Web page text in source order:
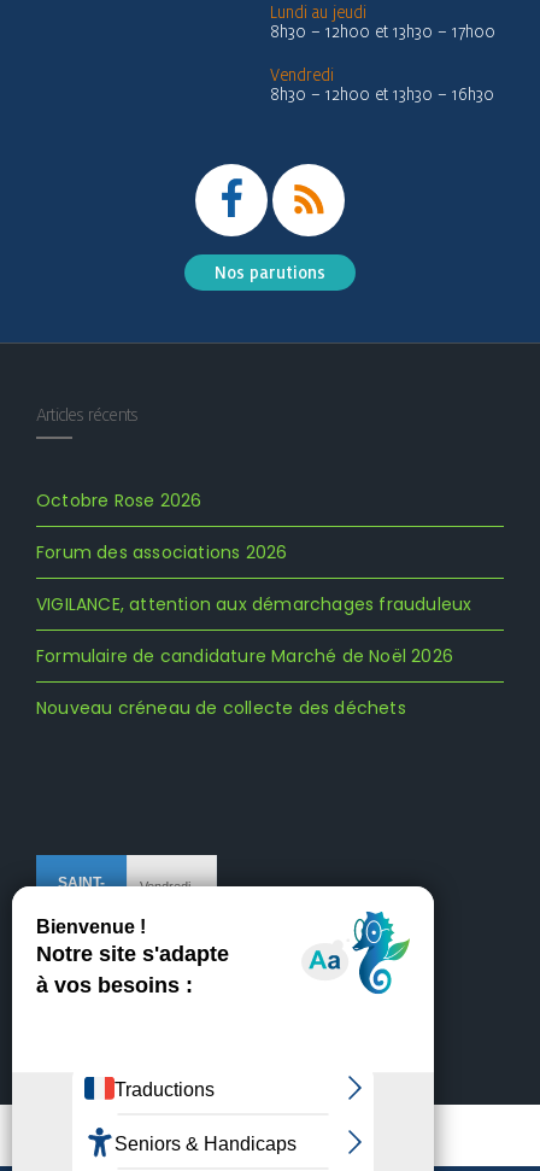
Lundi au jeudi
8h30 – 12h00 et 13h30 – 17h00
Vendredi
8h30 – 12h00 et 13h30 – 16h30
Nos parutions
Articles récents
Octobre Rose 2026
Forum des associations 2026
VIGILANCE, attention aux démarchages frauduleux
Formulaire de candidature Marché de Noël 2026
Nouveau créneau de collecte des déchets